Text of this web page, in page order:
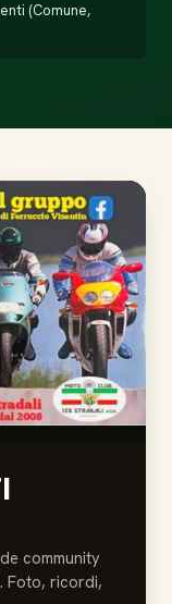
(Comune,
community
Foto, ricordi,